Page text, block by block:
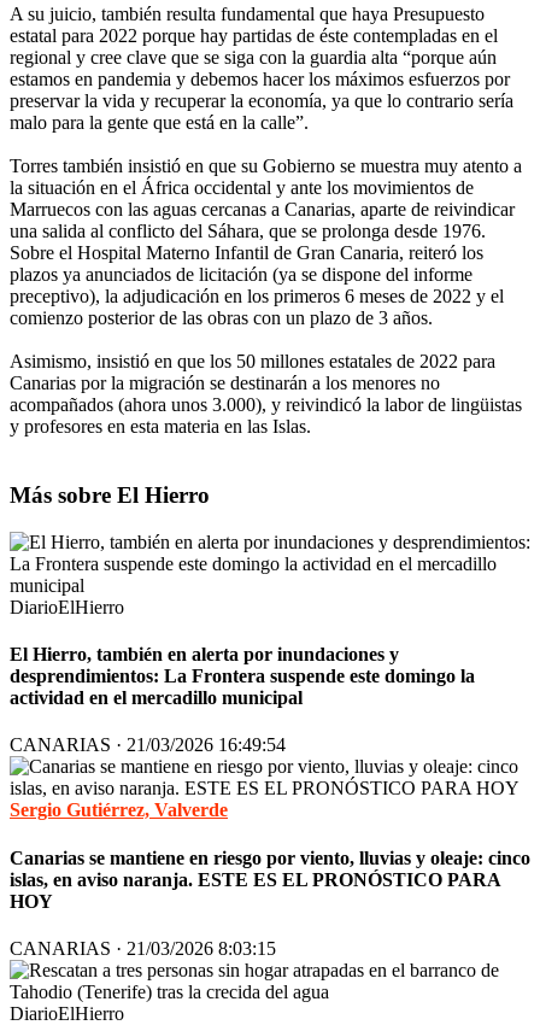
A su juicio, también resulta fundamental que haya Presupuesto
estatal para 2022 porque hay partidas de éste contempladas en el
regional y cree clave que se siga con la guardia alta “porque aún
estamos en pandemia y debemos hacer los máximos esfuerzos por
preservar la vida y recuperar la economía, ya que lo contrario sería
malo para la gente que está en la calle”.
Torres también insistió en que su Gobierno se muestra muy atento a
la situación en el África occidental y ante los movimientos de
Marruecos con las aguas cercanas a Canarias, aparte de reivindicar
una salida al conflicto del Sáhara, que se prolonga desde 1976.
Sobre el Hospital Materno Infantil de Gran Canaria, reiteró los
plazos ya anunciados de licitación (ya se dispone del informe
preceptivo), la adjudicación en los primeros 6 meses de 2022 y el
comienzo posterior de las obras con un plazo de 3 años.
Asimismo, insistió en que los 50 millones estatales de 2022 para
Canarias por la migración se destinarán a los menores no
acompañados (ahora unos 3.000), y reivindicó la labor de lingüistas
y profesores en esta materia en las Islas.
Más sobre El Hierro
DiarioElHierro
El Hierro, también en alerta por inundaciones y
desprendimientos: La Frontera suspende este domingo la
actividad en el mercadillo municipal
CANARIAS · 21/03/2026 16:49:54
Sergio Gutiérrez, Valverde
Canarias se mantiene en riesgo por viento, lluvias y oleaje: cinco
islas, en aviso naranja. ESTE ES EL PRONÓSTICO PARA
HOY
CANARIAS · 21/03/2026 8:03:15
DiarioElHierro